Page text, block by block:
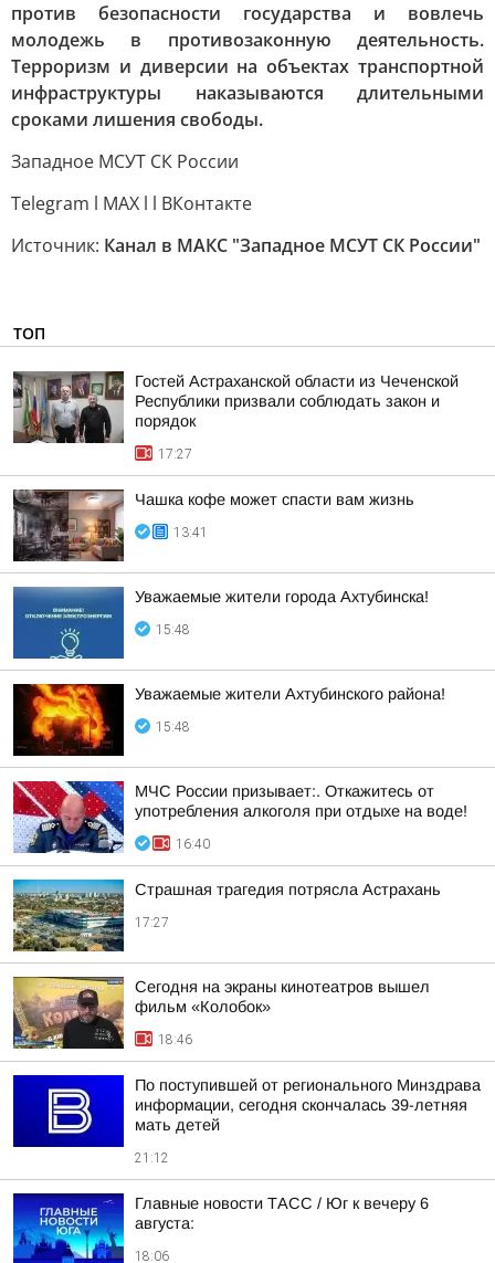
против безопасности государства и вовлечь
молодежь в противозаконную деятельность.
Терроризм и диверсии на объектах транспортной
инфраструктуры наказываются длительными
сроками лишения свободы.
Западное МСУТ СК России
Telegram l MAX l l ВКонтакте
Источник: Канал в МАКС "Западное МСУТ СК России"
ТОП
Гостей Астраханской области из Чеченской
Республики призвали соблюдать закон и
порядок
17:27
Чашка кофе может спасти вам жизнь
13:41
Уважаемые жители города Ахтубинска!
15:48
Уважаемые жители Ахтубинского района!
15:48
МЧС России призывает:. Откажитесь от
употребления алкоголя при отдыхе на воде!
16:40
Страшная трагедия потрясла Астрахань
17:27
Сегодня на экраны кинотеатров вышел
фильм «Колобок»
18:46
По поступившей от регионального Минздрава
информации, сегодня скончалась 39-летняя
мать детей
21:12
Главные новости ТАСС / Юг к вечеру 6
августа:
18:06